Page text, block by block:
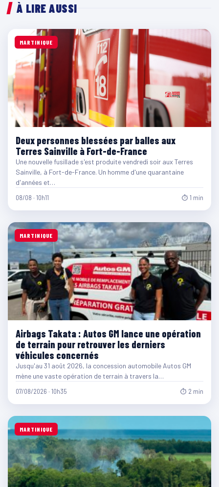
À LIRE AUSSI
MARTINIQUE
Deux personnes blessées par balles aux
Terres Sainville à Fort-de-France
Une nouvelle fusillade s'est produite vendredi soir aux Terres
Sainville, à Fort-de-France. Un homme d'une quarantaine
d'années et…
08/08 · 10h11 ⏱ 1 min
MARTINIQUE
Airbags Takata : Autos GM lance une opération
de terrain pour retrouver les derniers
véhicules concernés
Jusqu'au 31 août 2026, la concession automobile Autos GM
mène une vaste opération de terrain à travers la…
07/08/2026 · 10h35 ⏱ 2 min
MARTINIQUE